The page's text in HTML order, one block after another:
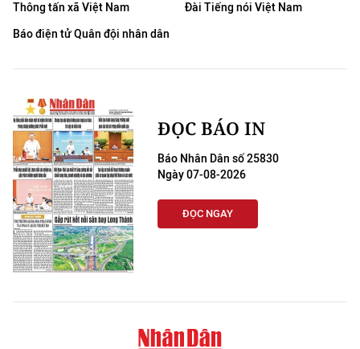
Thông tấn xã Việt Nam
Đài Tiếng nói Việt Nam
Báo điện tử Quân đội nhân dân
ĐỌC BÁO IN
Báo Nhân Dân số 25830
Ngày 07-08-2026
ĐỌC NGAY